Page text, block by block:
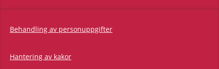
Behandling av personuppgifter
Hantering av kakor